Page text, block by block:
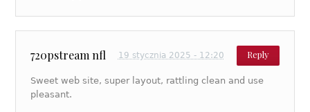
720pstream nfl Reply
19 stycznia 2025 - 12:20
Sweet web site, super layout, rattling clean and use
pleasant.